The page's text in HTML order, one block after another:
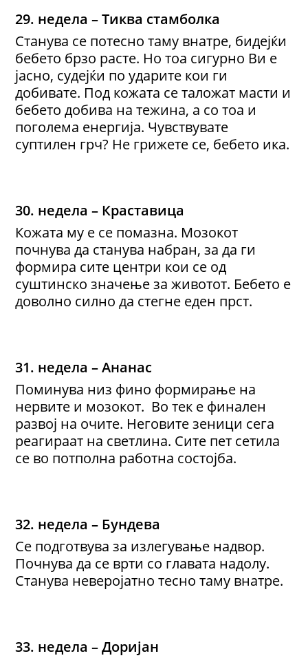
29. недела – Тиква стамболка
Станува се потесно таму внатре, бидејќи
бебето брзо расте. Но тоа сигурно Ви е
јасно, судејќи по ударите кои ги
добивате. Под кожата се таложат масти и
бебето добива на тежина, а со тоа и
поголема енергија. Чувствувате
суптилен грч? Не грижете се, бебето ика.
30. недела – Краставица
Кожата му е се помазна. Мозокот
почнува да станува набран, за да ги
формира сите центри кои се од
суштинско значење за животот. Бебето е
доволно силно да стегне еден прст.
31. недела – Ананас
Поминува низ фино формирање на
нервите и мозокот. Во тек е финален
развој на очите. Неговите зеници сега
реагираат на светлина. Сите пет сетила
се во потполна работна состојба.
32. недела – Бундева
Се подготвува за излегување надвор.
Почнува да се врти со главата надолу.
Станува неверојатно тесно таму внатре.
33. недела – Доријан